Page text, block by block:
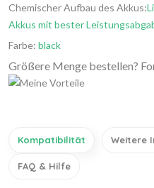
Chemischer Aufbau des Akkus:
Akkus mit bester
Farbe: black
Größere Menge bestellen?
Kompatibilität Weitere
FAQ & Hilfe